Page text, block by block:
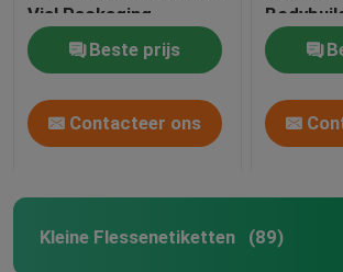
Vial Packaging
Beste prijs
Contacteer ons
folie
folie /
Kleine Flessenetiketten (89)